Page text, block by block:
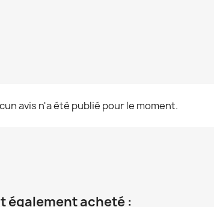
avis n'a été publié pour le moment.
également acheté :